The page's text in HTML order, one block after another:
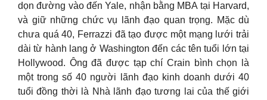
dọn đường vào đến Yale, nhận bằng MBA tại Harvard,
và giữ những chức vụ lãnh đạo quan trọng. Mặc dù
chưa quá 40, Ferrazzi đã tạo được một mạng lưới trải
dài từ hành lang ở Washington đến các tên tuổi lớn tại
Hollywood. Ông đã được tạp chí Crain bình chọn là
một trong số 40 người lãnh đạo kinh doanh dưới 40
tuổi đồng thời là Nhà lãnh đạo tương lai của thế giới